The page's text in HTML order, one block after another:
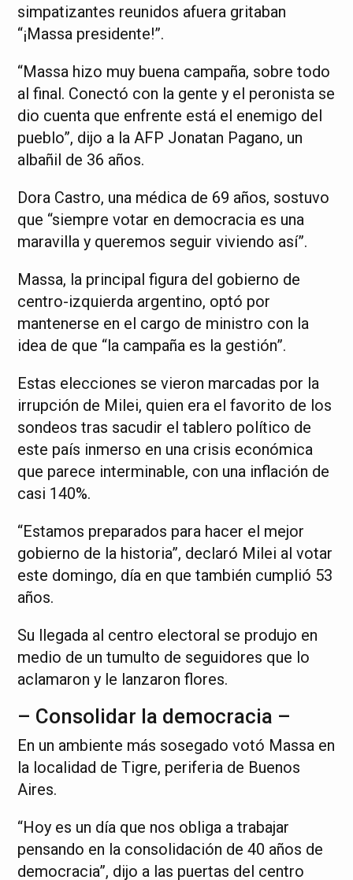
simpatizantes reunidos afuera gritaban
“¡Massa presidente!”.
“Massa hizo muy buena campaña, sobre todo
al final. Conectó con la gente y el peronista se
dio cuenta que enfrente está el enemigo del
pueblo”, dijo a la AFP Jonatan Pagano, un
albañil de 36 años.
Dora Castro, una médica de 69 años, sostuvo
que “siempre votar en democracia es una
maravilla y queremos seguir viviendo así”.
Massa, la principal figura del gobierno de
centro-izquierda argentino, optó por
mantenerse en el cargo de ministro con la
idea de que “la campaña es la gestión”.
Estas elecciones se vieron marcadas por la
irrupción de Milei, quien era el favorito de los
sondeos tras sacudir el tablero político de
este país inmerso en una crisis económica
que parece interminable, con una inflación de
casi 140%.
“Estamos preparados para hacer el mejor
gobierno de la historia”, declaró Milei al votar
este domingo, día en que también cumplió 53
años.
Su llegada al centro electoral se produjo en
medio de un tumulto de seguidores que lo
aclamaron y le lanzaron flores.
– Consolidar la democracia –
En un ambiente más sosegado votó Massa en
la localidad de Tigre, periferia de Buenos
Aires.
“Hoy es un día que nos obliga a trabajar
pensando en la consolidación de 40 años de
democracia”, dijo a las puertas del centro